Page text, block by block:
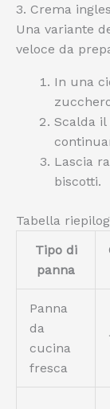
3. Crema
Una variante
veloce da
In una
Scalda
Lascia
biscotti.
Tabella
Tipo di
panna
Panna
da
cucina
fresca